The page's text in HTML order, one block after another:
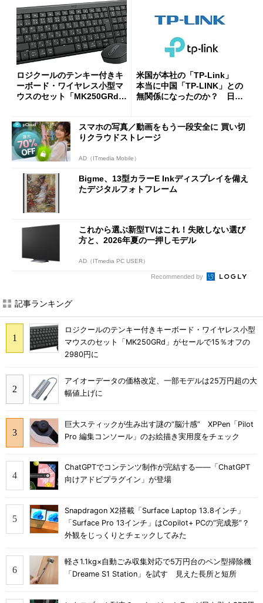
ロジクールのテンキー付きキ
ーボード・ワイヤレス小型マ
ウスのセット「MK250GRd」
米国が本社の「TP-Link」
本当に中国「TP-LINK」との
無関係になったのか？ 日本
スマホの写真／動画をもう一段安全に 買い切
りクラウドストレージ
AD（ITmedia Mobile）
Bigme、13型カラーE Inkディスプレイを備え
たデジタルフォトフレーム
これから選ぶ新型TVはこれ！失敗しない選び
方と、2026年夏の一押しモデル
AD（ITmedia PC USER）
Recommended by
記事ランキング
ロジクールのテンキー付きキーボード・ワイヤレス小型
マウスのセット「MK250GRd」がセールで15％オフの
2980円に
アイオーデータの価格改定、一部モデルは25万円超の大
幅値上げに
巨大スティックが生み出す謎の“脳汁感” XPPen「Pilot
Pro 編集コンソール」のお絵描き実用度をチェック
ChatGPTでコンテンツ制作が完結する――「ChatGPT
向けアドビプラグイン」が登場
Snapdragon X2搭載「Surface Laptop 13.8インチ」
「Surface Pro 13インチ」はCopilot+ PCの“完成形”？
外観をじっくりとチェックしてみた
軽さ1.1kg×自動ごみ収集対応で5万円台のペン型掃除機
「Dreame S1 Station」を試す 見えた長所と短所